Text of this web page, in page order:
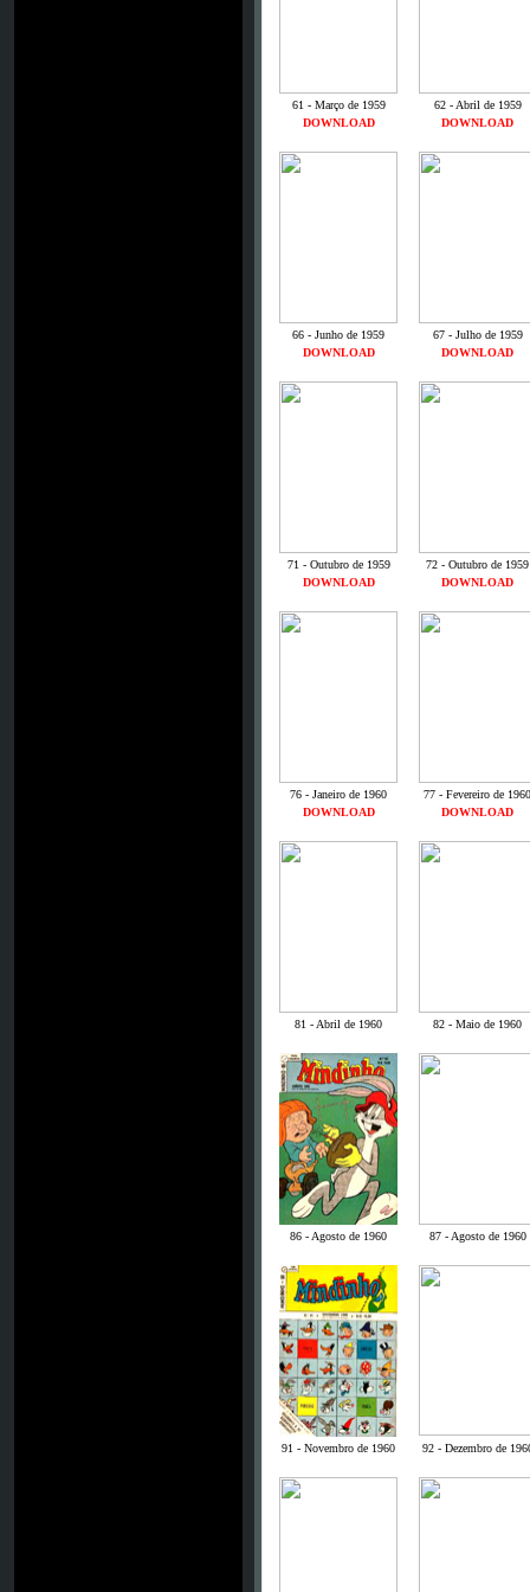
61 - Março de 1959
62 - Abril de 1959
DOWNLOAD
DOWNLOAD
66 - Junho de 1959
67 - Julho de 1959
DOWNLOAD
DOWNLOAD
71 - Outubro de 1959
72 - Outubro de 1959
DOWNLOAD
DOWNLOAD
76 - Janeiro de 1960
77 - Fevereiro de 1960
DOWNLOAD
DOWNLOAD
81 - Abril de 1960 82 - Maio de 1960
86 - Agosto de 1960 87 - Agosto de 1960
91 - Novembro de 1960 92 - Dezembro de